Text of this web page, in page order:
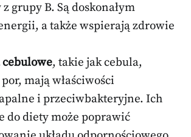
grupy B. Są doskonałym
a także wspierają zdrowie
, takie jak cebula,
mają właściwości
i przeciwbakteryjne. Ich
do diety może poprawić